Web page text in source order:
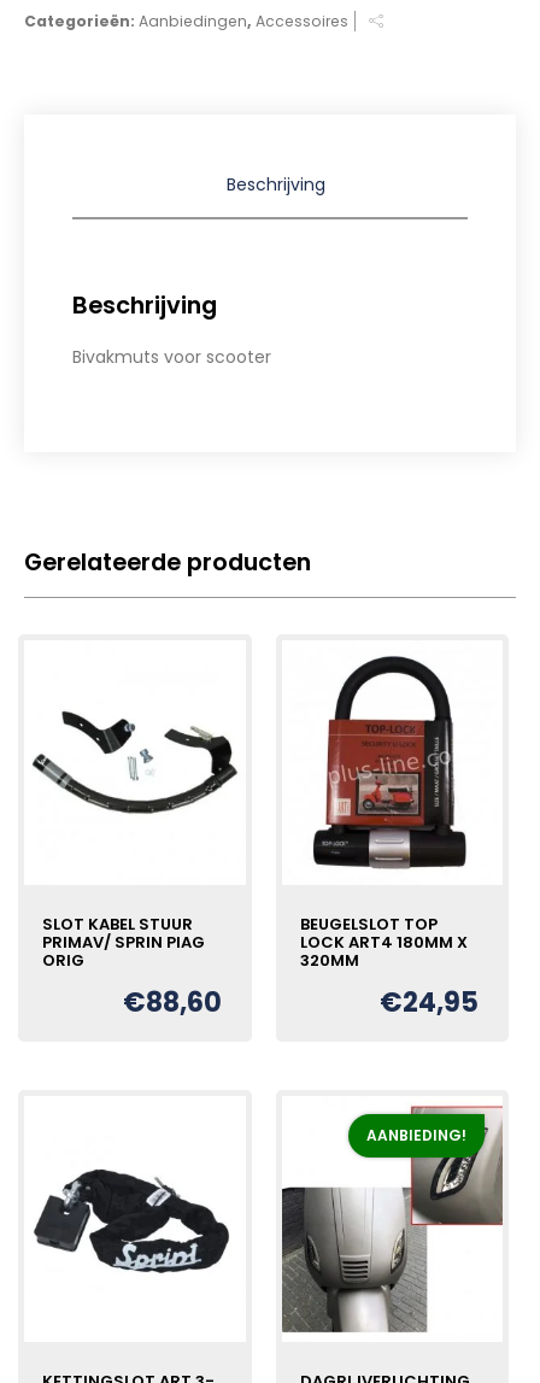
Categorieën: Aanbiedingen, Accessoires
Beschrijving
Beschrijving
Bivakmuts voor scooter
Gerelateerde producten
SLOT KABEL STUUR
PRIMAV/ SPRIN PIAG
ORIG
€88,60
BEUGELSLOT TOP
LOCK ART4 180MM X
320MM
€24,95
AANBIEDING!